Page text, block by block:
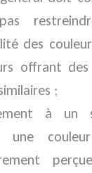
des
offrant
;
à un
une